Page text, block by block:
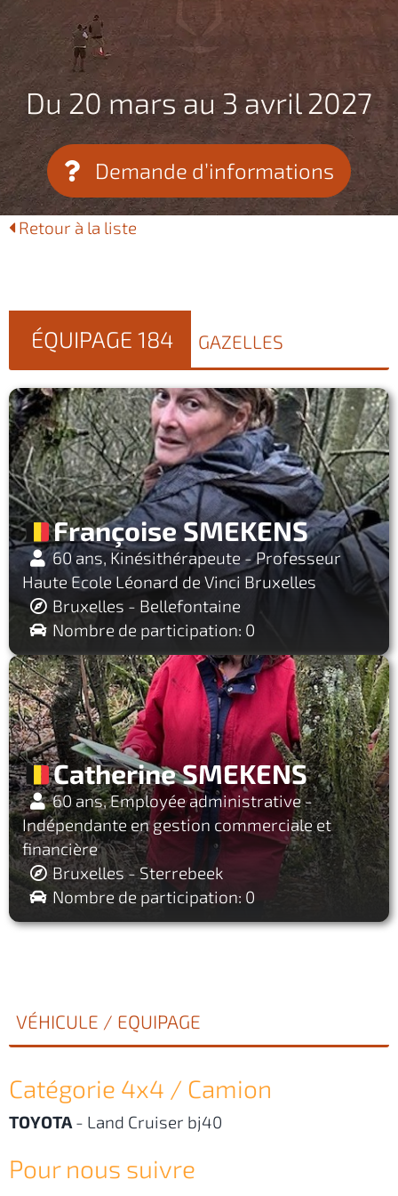
Du 20 mars au 3 avril 2027
Demande d’informations
Retour à la liste
ÉQUIPAGE 184 GAZELLES
Françoise SMEKENS
60 ans, Kinésithérapeute - Professeur
Haute Ecole Léonard de Vinci Bruxelles
Bruxelles - Bellefontaine
Nombre de participation: 0
Catherine SMEKENS
60 ans, Employée administrative -
Indépendante en gestion commerciale et
financière
Bruxelles - Sterrebeek
Nombre de participation: 0
VÉHICULE / EQUIPAGE
Catégorie 4x4 / Camion
TOYOTA - Land Cruiser bj40
Pour nous suivre